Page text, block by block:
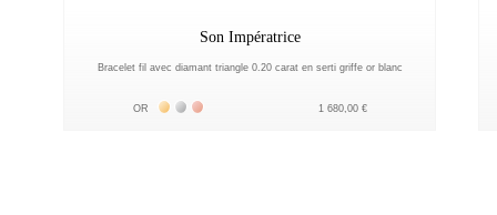
Son Impératrice
Bracelet fil avec diamant triangle 0.20 carat en serti griffe or blanc
OR Жёлтое золото 18К
Белое золото 18К
Розовое золото 18К 1 680,00 €